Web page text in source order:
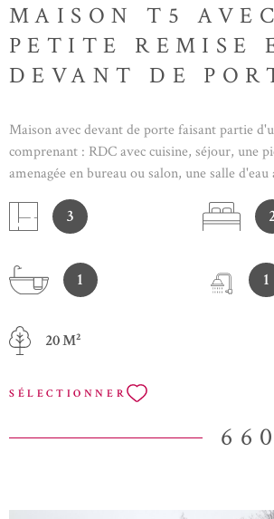
MAISON T5 AVEC
PETITE REMISE
DEVANT DE
Maison avec devant de porte faisant partie
comprenant : RDC avec cuisine, séjour, une
amenagée en bureau ou salon, une salle
chambres, 1 bureau et une salle de bain. Une
N'hésitez pas à nous demander le lien de la
cliquer sur le lien suivant : https://youtu.be/
3
1 1
20 M²
SÉLECTIONNER